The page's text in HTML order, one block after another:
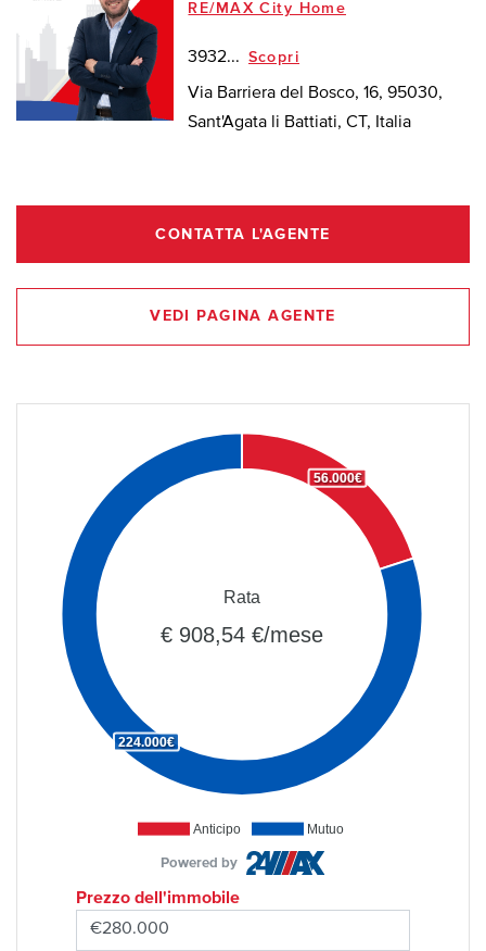
RE/MAX City Home
3932... Scopri
Via Barriera del Bosco, 16, 95030,
Sant'Agata li Battiati, CT, Italia
CONTATTA L'AGENTE
VEDI PAGINA AGENTE
Anticipo Mutuo
56.000€
224.000€
Rata
€ 908,54 €/mese
Powered by
Prezzo dell'immobile